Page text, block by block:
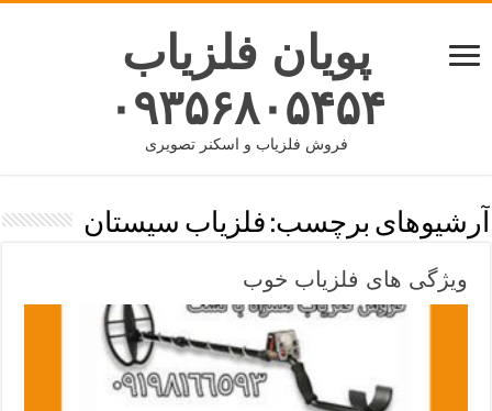
پویان فلزیاب
۰۹۳۵۶۸۰۵۴۵۴
فروش فلزیاب و اسکنر تصویری
آرشیوهای برچسب: فلزیاب سیستان
ویژگی های فلزیاب خوب